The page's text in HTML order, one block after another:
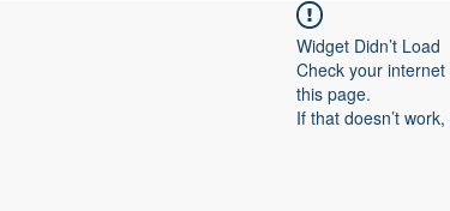
Widget Didn’t Load
Check your
this page.
If that doesn’t